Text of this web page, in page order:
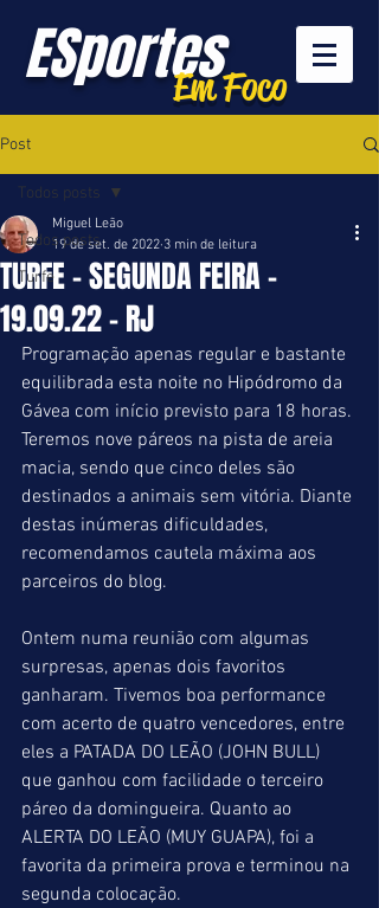
ESportesEm Foco
Post
Todos posts
Turfe
Todos posts
TURFE - SEGUNDA FEIRA -
19.09.22 - RJ
Miguel Leão
19 de set. de 2022 3 min de leitura
Programação apenas regular e bastante
equilibrada esta noite no Hipódromo da
Gávea com início previsto para 18 horas.
Teremos nove páreos na pista de areia
macia, sendo que cinco deles são
destinados a animais sem vitória. Diante
destas inúmeras dificuldades,
recomendamos cautela máxima aos
parceiros do blog.
Ontem numa reunião com algumas
surpresas, apenas dois favoritos
ganharam. Tivemos boa performance
com acerto de quatro vencedores, entre
eles a PATADA DO LEÃO (JOHN BULL)
que ganhou com facilidade o terceiro
páreo da domingueira. Quanto ao
ALERTA DO LEÃO (MUY GUAPA), foi a
favorita da primeira prova e terminou na
segunda colocação.